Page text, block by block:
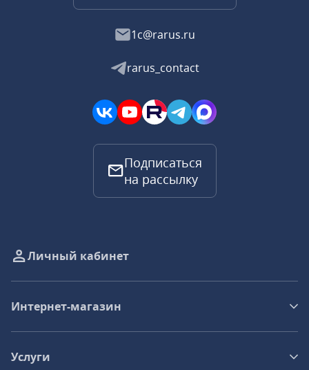
1c@rarus.ru
rarus_contact
Подписаться
на рассылку
Личный кабинет
Интернет-магазин
Услуги